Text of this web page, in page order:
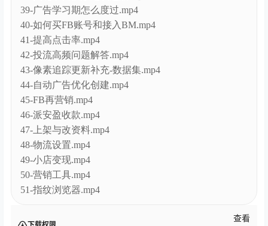
36-AI翻译视频.mp4
37-3_1TK像素安装独立站.mp4
38-关键节日投放建议选品.mp4
39-广告学习期怎么度过.mp4
40-如何买FB账号和接入BM.mp4
41-提高点击率.mp4
42-投流高频问题解答.mp4
43-像素追踪更新补充-数据集.mp4
44-自动广告优化创建.mp4
45-FB再营销.mp4
46-派安盈收款.mp4
47-上架与改资料.mp4
48-物流设置.mp4